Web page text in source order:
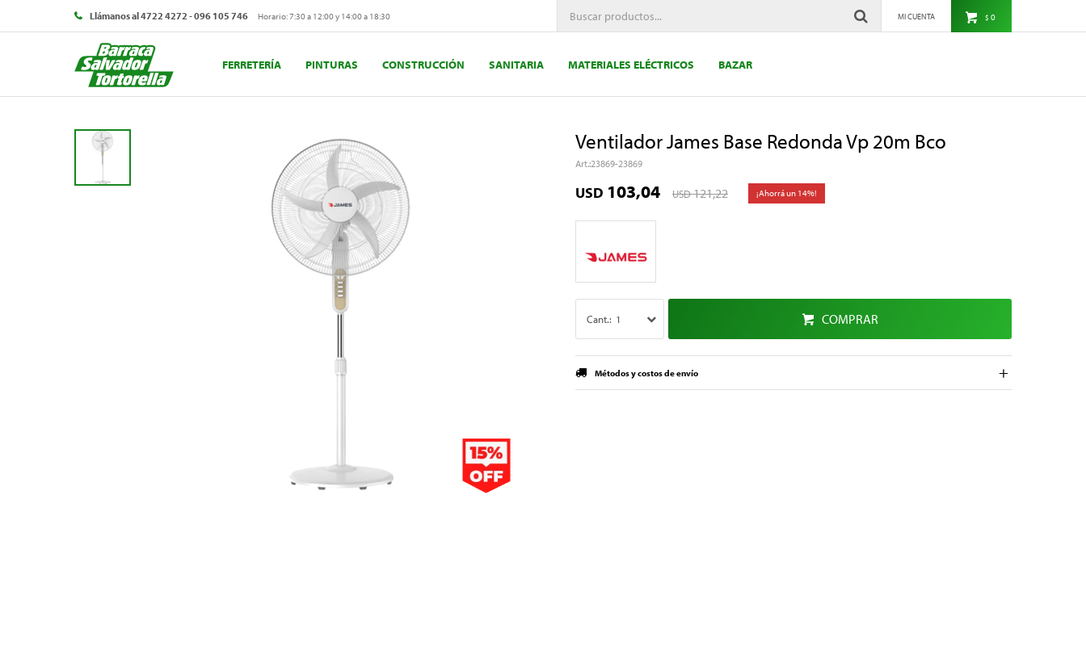
FERRETERÍA PINTURAS CONSTRUCCIÓN SANITARIA MATERIALES ELÉCTRICOS BAZAR
$ 0
Llámanos al 4722 4272 - 096 105 746 Horario: 7:30 a 12:00 y 14:00 a 18:30
Ventilador James Base Redonda Vp 20m Bco
23869-23869
USD 103,04 USD121,22 14
1 COMPRAR
Métodos y costos de envío